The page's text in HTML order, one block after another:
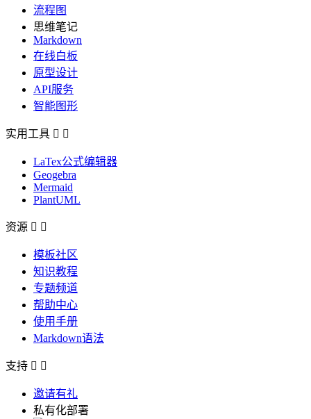
流程图
思维笔记
Markdown
在线白板
原型设计
API服务
智能图形
实用工具  
LaTex公式编辑器
Geogebra
Mermaid
PlantUML
资源  
模板社区
知识教程
专题频道
帮助中心
使用手册
Markdown语法
支持  
邀请有礼
私有化部署